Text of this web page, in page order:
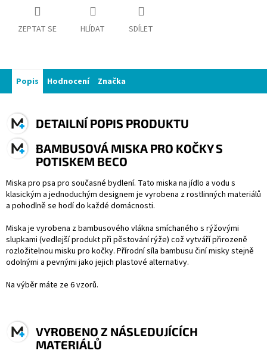
ZEPTAT SE HLÍDAT SDÍLET
Popis Hodnocení Značka
DETAILNÍ POPIS PRODUKTU
BAMBUSOVÁ MISKA PRO KOČKY S
POTISKEM BECO
Miska pro psa pro současné bydlení. Tato miska na jídlo a vodu s
klasickým a jednoduchým designem je vyrobena z rostlinných materiálů
a pohodlně se hodí do každé domácnosti.
Miska je vyrobena z bambusového vlákna smíchaného s rýžovými
slupkami (vedlejší produkt při pěstování rýže) což vytváří přirozeně
rozložitelnou misku pro kočky. Přírodní síla bambusu činí misky stejně
odolnými a pevnými jako jejich plastové alternativy.
Na výběr máte ze 6 vzorů.
VYROBENO Z NÁSLEDUJÍCÍCH
MATERIÁLŮ